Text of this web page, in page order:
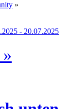
»
- 20.07.2025